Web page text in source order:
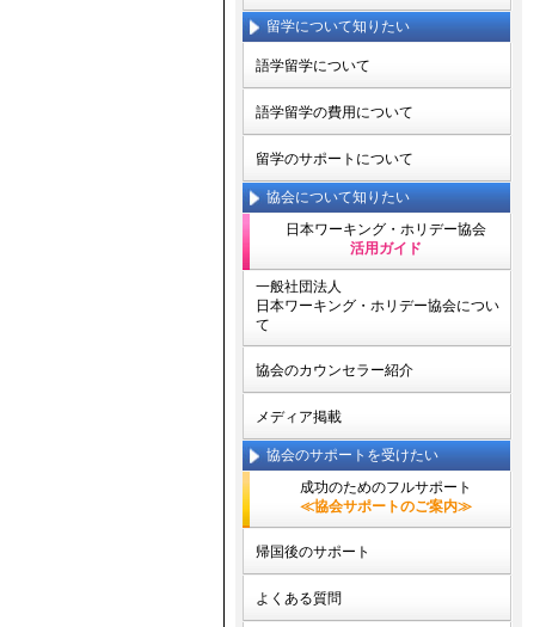
留学について知りたい
語学留学について
語学留学の費用について
留学のサポートについて
協会について知りたい
日本ワーキング・ホリデー協会
活用ガイド
一般社団法人
日本ワーキング・ホリデー協会につい
て
協会のカウンセラー紹介
メディア掲載
協会のサポートを受けたい
成功のためのフルサポート
≪協会サポートのご案内≫
帰国後のサポート
よくある質問